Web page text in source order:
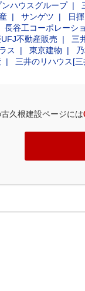
ンハウスグループ
サンゲツ 日揮
長谷工コーポレーシ
不動産販売 三
ス 東京建物
三井のリハウス[
久根建設ページには